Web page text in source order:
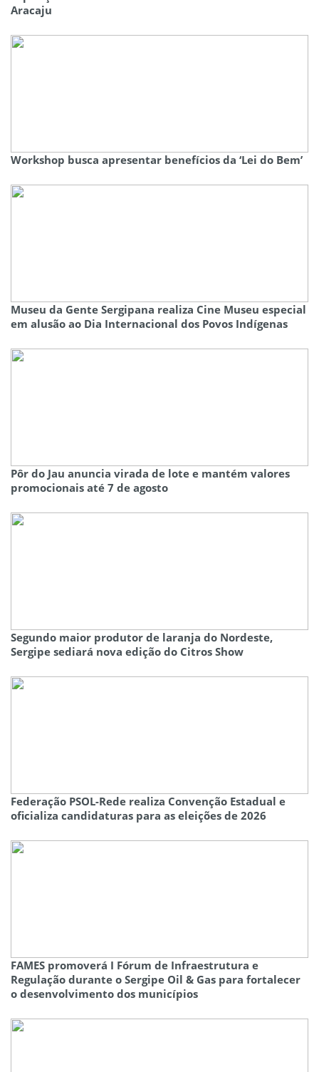
Aracaju
Workshop busca apresentar benefícios da ‘Lei do Bem’
Museu da Gente Sergipana realiza Cine Museu especial
em alusão ao Dia Internacional dos Povos Indígenas
Pôr do Jau anuncia virada de lote e mantém valores
promocionais até 7 de agosto
Segundo maior produtor de laranja do Nordeste,
Sergipe sediará nova edição do Citros Show
Federação PSOL-Rede realiza Convenção Estadual e
oficializa candidaturas para as eleições de 2026
FAMES promoverá I Fórum de Infraestrutura e
Regulação durante o Sergipe Oil & Gas para fortalecer
o desenvolvimento dos municípios